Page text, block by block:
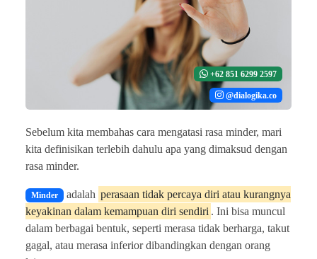
+62 851 6299 2597
@dialogika.co
Sebelum kita membahas cara mengatasi rasa minder, mari
kita definisikan terlebih dahulu apa yang dimaksud dengan
rasa minder.
Minder adalah perasaan tidak percaya diri atau kurangnya
keyakinan dalam kemampuan diri sendiri . Ini bisa muncul
dalam berbagai bentuk, seperti merasa tidak berharga, takut
gagal, atau merasa inferior dibandingkan dengan orang